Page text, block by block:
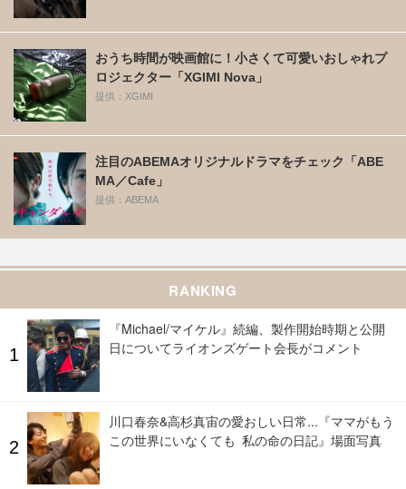
おうち時間が映画館に！小さくて可愛いおしゃれプ
ロジェクター「XGIMI Nova」
提供：XGIMI
注目のABEMAオリジナルドラマをチェック「ABE
MA／Cafe」
提供：ABEMA
RANKING
『Michael/マイケル』続編、製作開始時期と公開
日についてライオンズゲート会長がコメント
川口春奈&高杉真宙の愛おしい日常...『ママがもう
この世界にいなくても 私の命の日記』場面写真